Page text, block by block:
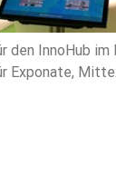
den InnoHub
Exponate,